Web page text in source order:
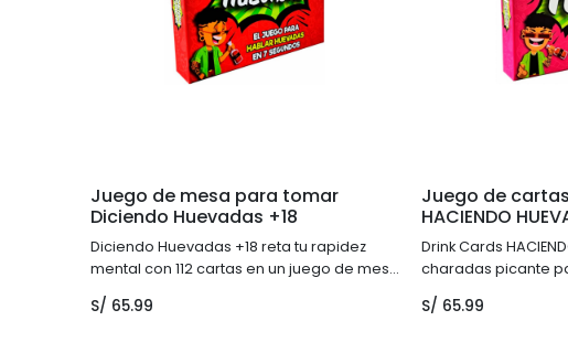
Juego de mesa para tomar
Diciendo Huevadas +18
Diciendo Huevadas +18 reta tu rapidez
mental con 112 cartas en un juego de mesa
S/ 65.99
Juego de
HACIENDO
Drink Cards
charadas picante
para 3-20 jugadores.
S/ 65.99